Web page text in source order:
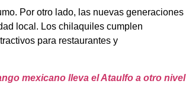
Por otro lado, las nuevas generaciones
local. Los chilaquiles cumplen
para restaurantes y
mexicano lleva el Ataulfo a otro nivel